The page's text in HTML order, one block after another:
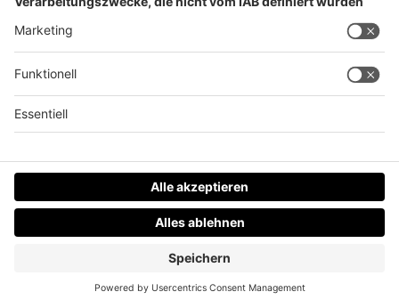
[22:58] Weil gerade Wörls, also die Stadt Wörls ist
flach wie ein Flunder.
Und das ist eigentlich keine große Hürde, dann
wirklich mit dem Fahrrad in die Arbeit zu fahren.
Und das ist natürlich das Thema, wenn du aus
meiner Sicht, das ist so mein Ding,
Einerseits immer familiengeführte Unternehmen,
also das schwingt in sehr vielen Postings einfach
immer wieder mit.
Und auch wie du gesehen hast, ich schreibe auch
gleich, ich mache heute eine Ausnahme.
Familienunternehmen in Oberösterreich.